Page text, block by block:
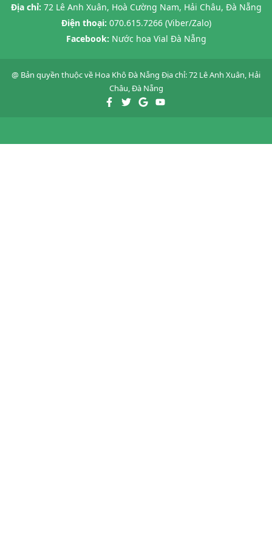
Địa chỉ: 72 Lê Anh Xuân, Hoà Cường Nam, Hải Châu, Đà Nẵng
Điện thoại: 070.615.7266 (Viber/Zalo)
Facebook: Nước hoa Vial Đà Nẵng
@ Bản quyền thuộc về Hoa Khô Đà Nẵng Địa chỉ: 72 Lê Anh Xuân, Hải
Châu, Đà Nẵng